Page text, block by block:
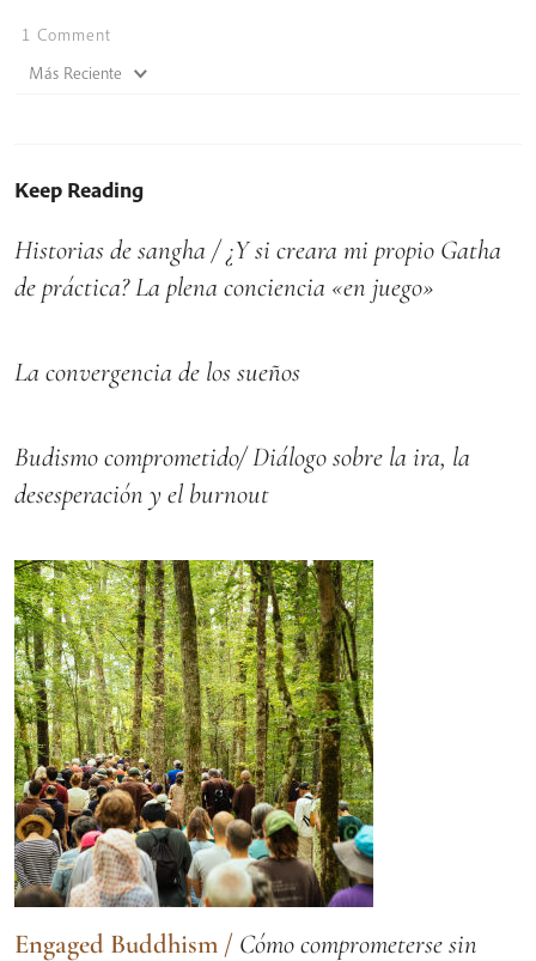
1 Comment
Más Reciente
Keep Reading
Historias de sangha / ¿Y si creara mi propio Gatha
de práctica? La plena conciencia «en juego»
La convergencia de los sueños
Budismo comprometido/ Diálogo sobre la ira, la
desesperación y el burnout
Engaged Buddhism / Cómo comprometerse sin